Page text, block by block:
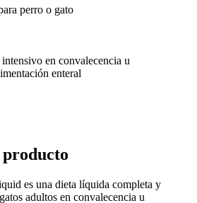
perro o gato
en convalecencia u
enteral
es una dieta líquida completa y
adultos en convalecencia u